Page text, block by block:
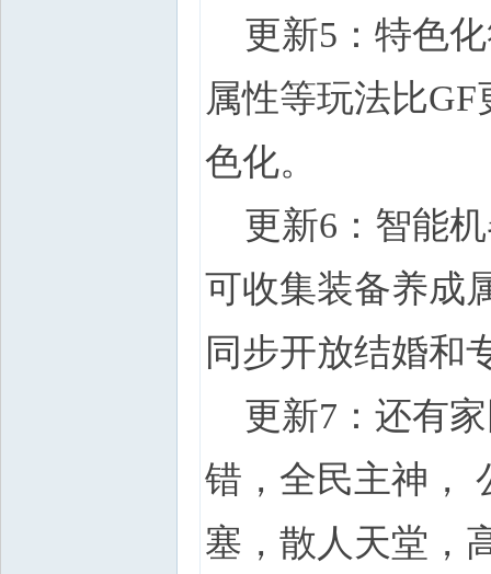
更新5：特色化
属性等玩法比
色化。
更新6：智能机
可收集装备养成
同步开放结婚和
更新7：还有家
错，全民主神，
塞，散人天堂，